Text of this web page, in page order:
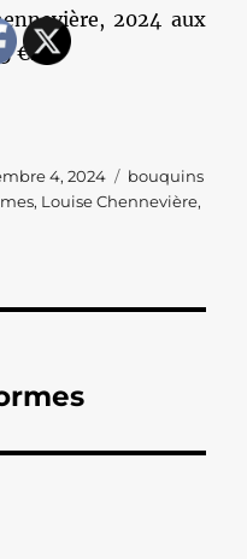
2024 aux
€.
4, 2024 Catégories
bouquins
, Louise Chennevière,